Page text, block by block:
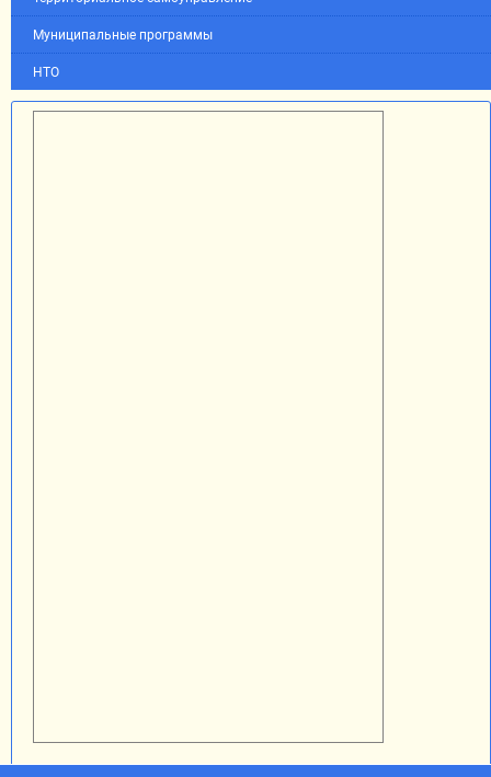
Муниципальные программы
НТО